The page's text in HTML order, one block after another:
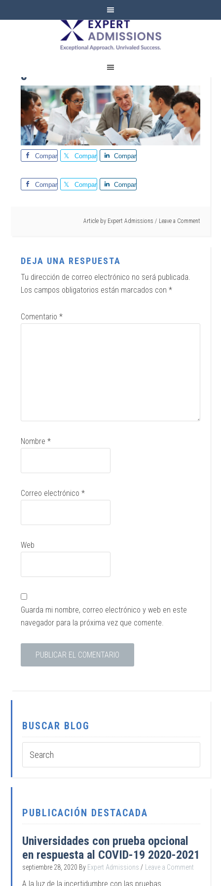
EXPERT
ADMISSIONS
¿Comité de admisiones?
Comparte Comparte Comparte
Comparte Comparte Comparte
Article by Expert Admissions Leave a Comment
DEJA UNA RESPUESTA
Tu dirección de correo electrónico no será publicada.
Los campos obligatorios están marcados con*
Comentario*
Nombre*
Correo electrónico*
Web
Guarda mi nombre, correo electrónico y web en este
navegador para la próxima vez que comente.
BUSCAR BLOG
PUBLICACIÓN DESTACADA
Universidades con prueba opcional
en respuesta al COVID-19 2020-2021
septiembre 28, 2020 By Expert Admissions Leave a Comment
A la luz de la incertidumbre con las pruebas